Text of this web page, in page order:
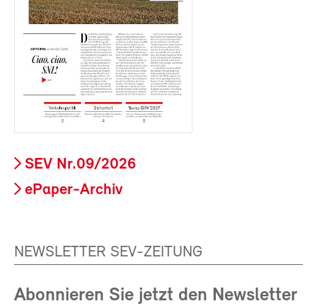
SEV Nr.09/2026
ePaper-Archiv
NEWSLETTER SEV-ZEITUNG
Abonnieren Sie jetzt den Newsletter